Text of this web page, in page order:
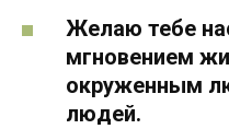
Желаю тебе
мгновением
окруженным
людей.